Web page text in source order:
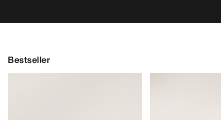
Bestseller